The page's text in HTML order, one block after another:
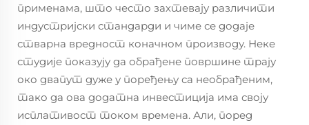
применама, што често захтевају различити
индустријски стандарди и чиме се додаје
стварна вредност коначном производу. Неке
студије показују да обрађене површине трају
око двапут дуже у поређењу са необрађеним,
тако да ова додатна инвестиција има своју
исплативост током времена. Али, поред